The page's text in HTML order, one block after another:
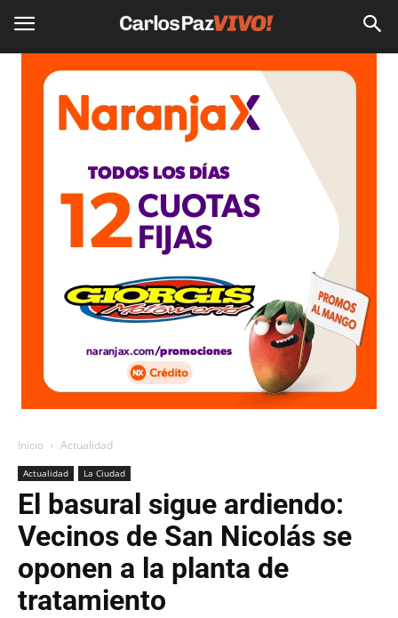
Inicio Actualidad
Actualidad La Ciudad
El basural sigue ardiendo:
Vecinos de San Nicolás se
oponen a la planta de
tratamiento